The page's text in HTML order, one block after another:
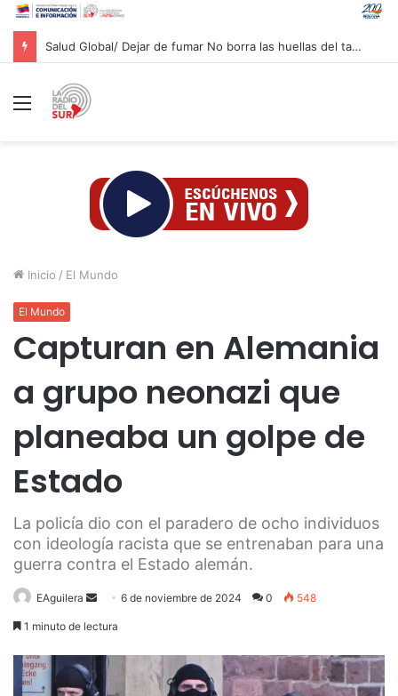
Salud Global/ Dejar de fumar No borra las huellas del tabaco en los pulmones
Menú
Inicio / El Mundo
El Mundo
Capturan en Alemania
a grupo neonazi que
planeaba un golpe de
Estado
La policía dio con el paradero de ocho individuos
con ideología racista que se entrenaban para una
guerra contra el Estado alemán.
EAguilera
Send6 de noviembre de 2024 0 548
1 minuto de lectura